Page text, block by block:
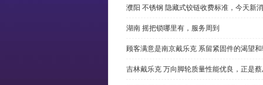
濮阳 不锈钢 隐藏式铰链收费标准，今天新
湖南 摇把锁哪里有，服务周到
顾客满意是南京戴乐克 系留紧固件的渴望
吉林戴乐克 万向脚轮质量性能优良，正是